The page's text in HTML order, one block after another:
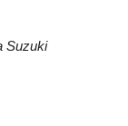
Suzuki